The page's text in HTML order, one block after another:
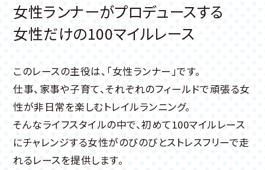
女性ランナーがプロデュースする
女性だけの100マイルレース
このレースの主役は、「女性ランナー」です。
仕事、家事や子育て、それぞれのフィールドで頑張る女
性が非日常を楽しむトレイルランニング。
そんなライフスタイルの中で、初めて100マイルレース
にチャレンジする女性がのびのびとストレスフリーで走
れるレースを提供します。